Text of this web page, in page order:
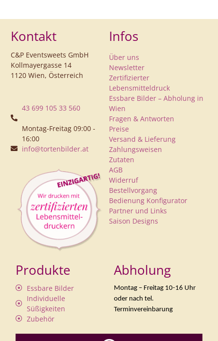
Kontakt
C&P Eventsweets GmbH
Kollmayergasse 14
1120 Wien, Österreich
43 699 105 33 560
Montag-Freitag 09:00 -
16:00
info@tortenbilder.at
Infos
Über uns
Newsletter
Zertifizierter
Lebensmitteldruck
Essbare Bilder – Abholung in
Wien
Fragen & Antworten
Preise
Versand & Lieferung
Zahlungsweisen
Zutaten
AGB
Widerruf
Bestellvorgang
Bedienung Konfigurator
Partner und Links
Saison Designs
Produkte
Essbare Bilder
Individuelle
Süßigkeiten
Zubehör
Abholung
Montag – Freitag 10-16 Uhr
oder nach tel.
Terminvereinbarung